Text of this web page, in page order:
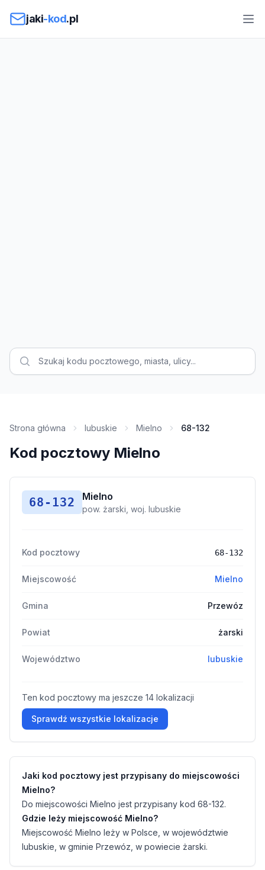
jaki-kod.pl
Strona główna lubuskie Mielno 68-132
Kod pocztowy Mielno
68-132 Mielno
pow. żarski, woj. lubuskie
Kod pocztowy 68-132
Miejscowość Mielno
Gmina Przewóz
Powiat żarski
Województwo lubuskie
Ten kod pocztowy ma jeszcze 14 lokalizacji
Sprawdź wszystkie lokalizacje
Jaki kod pocztowy jest przypisany do miejscowości
Mielno?
Do miejscowości Mielno jest przypisany kod 68-132.
Gdzie leży miejscowość Mielno?
Miejscowość Mielno leży w Polsce, w województwie
lubuskie, w gminie Przewóz, w powiecie żarski.